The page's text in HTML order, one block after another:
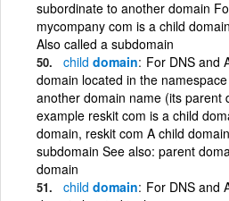
subordinate to another domain
mycompany com is a child
Also called a subdomain
child domain For DNS and
domain located in the
another domain name (its parent
example reskit com is a child
domain, reskit com A child
subdomain See also: parent
domain
child domain For DNS and